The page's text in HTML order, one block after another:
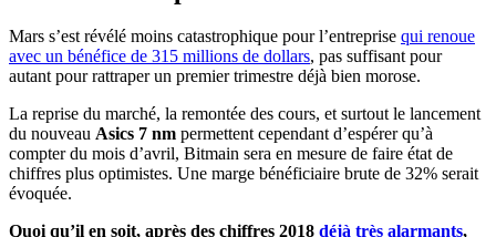
Mars s’est révélé moins catastrophique pour l’entreprise qui renoue
avec un bénéfice de 315 millions de dollars, pas suffisant pour
autant pour rattraper un premier trimestre déjà bien morose.
La reprise du marché, la remontée des cours, et surtout le lancement
du nouveau Asics 7 nm permettent cependant d’espérer qu’à
compter du mois d’avril, Bitmain sera en mesure de faire état de
chiffres plus optimistes. Une marge bénéficiaire brute de 32% serait
évoquée.
Quoi qu’il en soit, après des chiffres 2018 déjà très alarmants,